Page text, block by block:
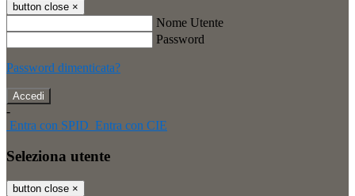
button close ×
Nome Utente
Password
Password dimenticata?
-
Entra con SPID Entra con CIE
Seleziona utente
button close ×